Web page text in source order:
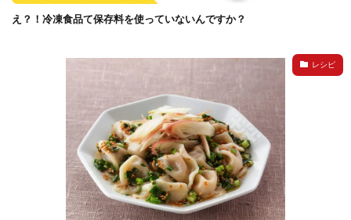
え？！冷凍食品て保存料を使っていないんですか？
レシピ